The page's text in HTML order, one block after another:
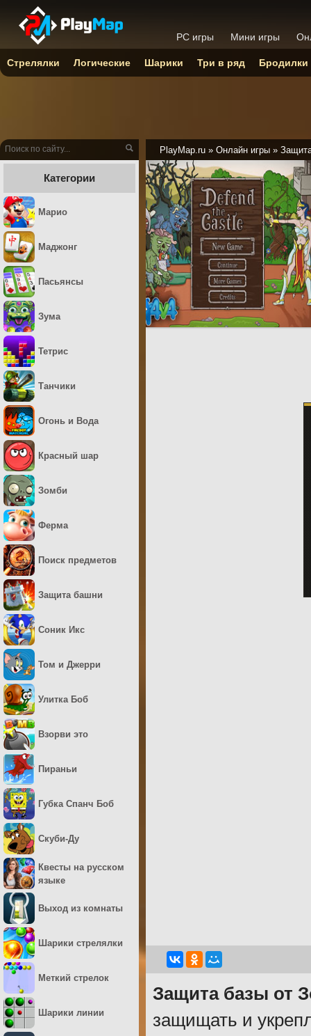
PlayMap.ru » Онлайн игры »
Защита базы от
защищать и
Категории
Марио
Маджонг
Пасьянсы
Зума
Тетрис
Танчики
Огонь и Вода
Красный шар
Зомби
Ферма
Поиск предметов
Защита башни
Соник Икс
Том и Джерри
Улитка Боб
Взорви это
Пираньи
Губка Спанч Боб
Скуби-Ду
Квесты на русском
языке
Выход из комнаты
Шарики стрелялки
Меткий стрелок
Шарики линии
PC игры Мини игры
Стрелялки Логические Шарики Три в ряд Бродилки